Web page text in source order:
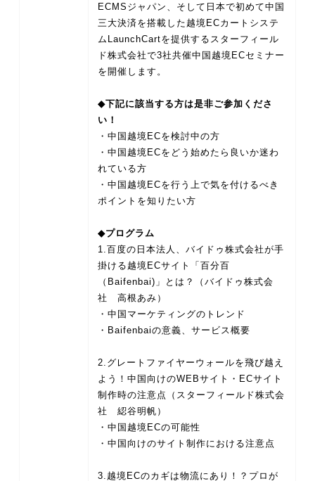
ECMSジャパン、そして日本で初めて中国
三大決済を搭載した越境ECカートシステ
ムLaunchCartを提供するスターフィール
ド株式会社で3社共催中国越境ECセミナー
を開催します。
◆下記に該当する方は是非ご参加くださ
い！
・中国越境ECを検討中の方
・中国越境ECをどう始めたら良いか迷わ
れている方
・中国越境ECを行う上で気を付けるべき
ポイントを知りたい方
◆プログラム
1.百度の日本法人、バイドゥ株式会社が手
掛ける越境ECサイト「百分百
（Baifenbai)」とは？（バイドゥ株式会
社 高根あみ）
・中国マーケティングのトレンド
・Baifenbaiの意義、サービス概要
2.グレートファイヤーウォールを飛び越え
よう！中国向けのWEBサイト・ECサイト
制作時の注意点（スターフィールド株式会
社 綛谷明帆）
・中国越境ECの可能性
・中国向けのサイト制作における注意点
3.越境ECのカギは物流にあり！？プロが